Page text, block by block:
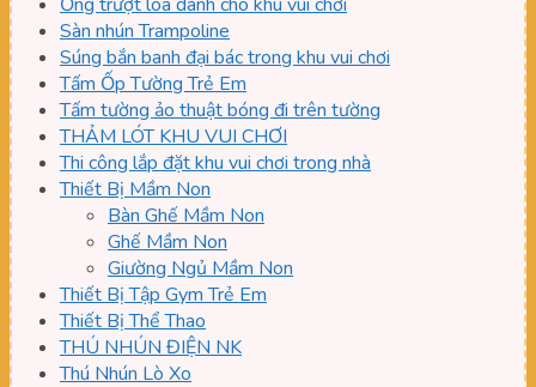
Sàn nhún Trampoline
Súng bắn banh đại bác trong khu vui chơi
Tấm Ốp Tường Trẻ Em
Tấm tường ảo thuật bóng đi trên tường
THẢM LÓT KHU VUI CHƠI
Thi công lắp đặt khu vui chơi trong nhà
Thiết Bị Mầm Non
Bàn Ghế Mầm Non
Ghế Mầm Non
Giường Ngủ Mầm Non
Thiết Bị Tập Gym Trẻ Em
Thiết Bị Thể Thao
THÚ NHÚN ĐIỆN NK
Thú Nhún Lò Xo